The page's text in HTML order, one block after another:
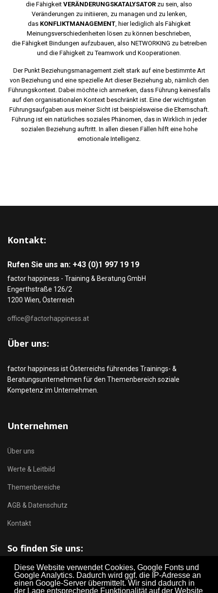
Diese Website verwendet Cookies, Google Fonts und
Google Analytics. Dadurch wird ggf. die IP-Adresse an
einen Google-Server übermittelt. Wir sind dadurch in
der Lage entsprechende Funktionalität auf der Website
die Fähigkeit VERÄNDERUNGSKATALYSATOR zu sein, also
Veränderungen zu initiieren, zu managen und zu lenken,
das KONFLIKTMANAGEMENT, hier lediglich als Fähigkeit
Meinungsverschiedenheiten lösen zu können beschrieben,
die Fähigkeit Bindungen aufzubauen, also NETWORKING zu betreiben
und die Fähigkeit zu Teamwork und Kooperationen.
Der Punkt Beziehungsmanagement zielt stark auf eine bestimmte Art
von Beziehung und eine spezielle Art dieser Beziehung ab, nämlich den
Führungskontext. Dabei möchte ich anmerken, dass Führung keinesfalls
auf den organisationalen Kontext beschränkt ist. Eine der wichtigsten
Führungsaufgaben aus meiner Sicht ist beispielsweise die Elternschaft.
Führung ist ein natürliches soziales Phänomen, das in Wirklich in jeder
sozialen Beziehung auftritt. In allen diesen Fällen hilft eine hohe
emotionale Intelligenz.
Kontakt:
Rufen Sie uns an: +43 (0)1 997 19 19
factor happiness - Training & Beratung GmbH
Engerthstraße 126/2
1200 Wien, Österreich
office@factorhappiness.at
Über uns:
factor happiness ist Österreichs führendes Trainings- &
Beratungsunternehmen für den Themenbereich soziale
Kompetenz im Unternehmen.
Unternehmen
Über uns
Werte & Leitbild
Themenbereiche
AGB & Datenschutz
Kontakt
So finden Sie uns: